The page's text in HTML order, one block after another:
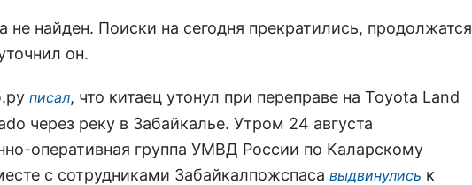
не найден. Поиски на сегодня прекратились, продолжатся
он.
писал, что китаец утонул при переправе на Toyota Land
через реку в Забайкалье. Утром 24 августа
оперативная группа УМВД России по Каларскому
с сотрудниками Забайкалпожспаса выдвинулись к